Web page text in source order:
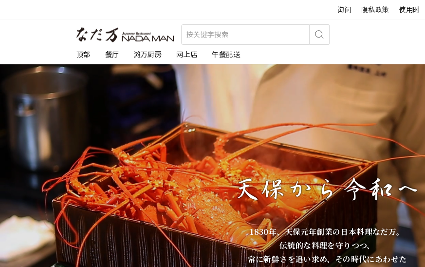
询问 隐私政策 使用时
な
だ
万
搜
顶部 餐厅 滩万厨房 网上店 午餐配送
1830年、天保元年創業の日本料理なだ万。
伝統的な料理を守りつつ、
常に新鮮さを追い求め、その時代にあわせた